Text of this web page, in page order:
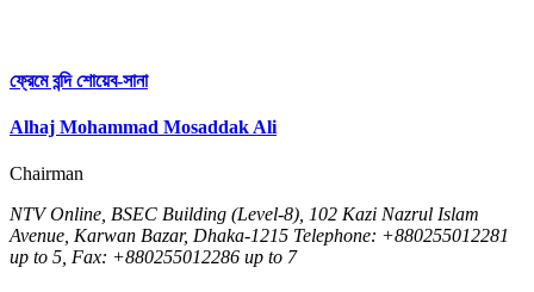
ফ্রেমে বন্দি শোয়েব-সানা
Alhaj Mohammad Mosaddak Ali
Chairman
NTV Online, BSEC Building (Level-8), 102 Kazi Nazrul Islam
Avenue, Karwan Bazar, Dhaka-1215 Telephone: +880255012281
up to 5, Fax: +880255012286 up to 7